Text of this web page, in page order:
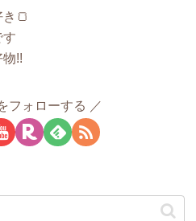
🍞
す
!!
フォローする